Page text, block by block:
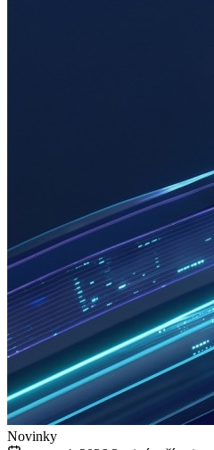
Novinky